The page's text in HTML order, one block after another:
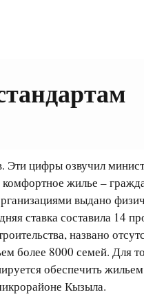
Эти цифры озвучил
комфортное жилье –
выдано
ставка составила 14
названо
более 8000 семей. Для
обеспечить
Кызыла.